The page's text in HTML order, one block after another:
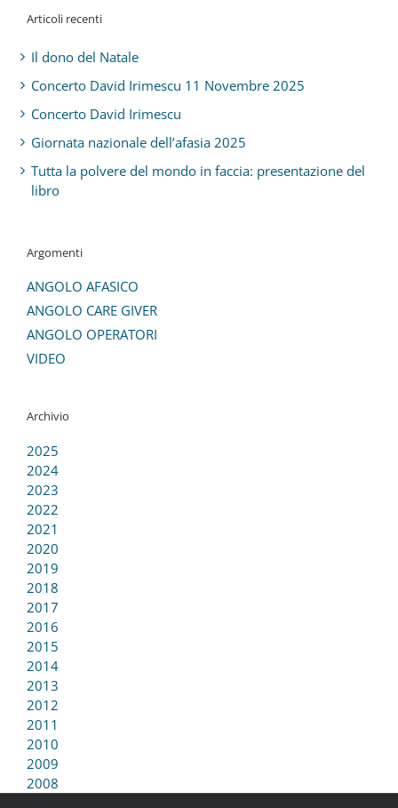
Articoli recenti
Il dono del Natale
Concerto David Irimescu 11 Novembre 2025
Concerto David Irimescu
Giornata nazionale dell’afasia 2025
Tutta la polvere del mondo in faccia: presentazione del
libro
Argomenti
ANGOLO AFASICO
ANGOLO CARE GIVER
ANGOLO OPERATORI
VIDEO
Archivio
2025
2024
2023
2022
2021
2020
2019
2018
2017
2016
2015
2014
2013
2012
2011
2010
2009
2008